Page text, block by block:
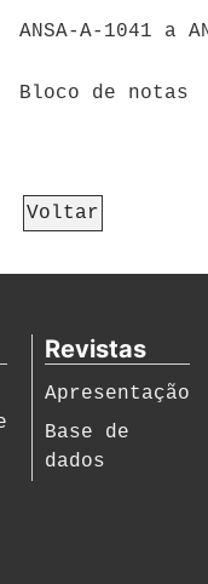
ANSA-A-1041 a
Bloco de notas
Voltar
Revistas
Apresentação
Base de
dados